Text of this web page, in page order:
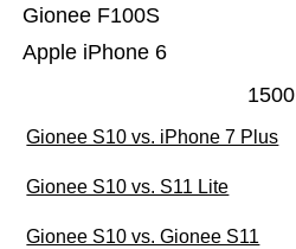
Apple iPhone 6
Gionee F100S
1500
Gionee S10 vs. iPhone 7 Plus
Gionee S10 vs. S11 Lite
Gionee S10 vs. Gionee S11